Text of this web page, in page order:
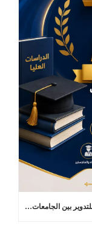
كلية الآداب بجامعة ذي قار تعلن عن (73) مقعدًا شاغرًا للتدوير بين الجامعات في برامج الدراسات العليا